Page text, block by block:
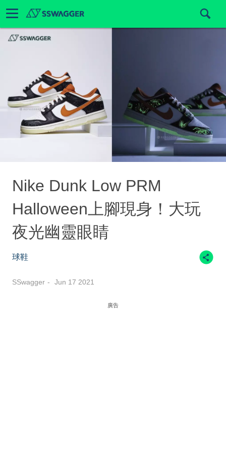
Nike Dunk Low PRM
Halloween上腳現身！大玩
夜光幽靈眼睛
球鞋
SSwagger Jun 17 2021
廣告